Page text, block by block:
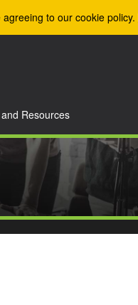
to our cookie policy.
Resources